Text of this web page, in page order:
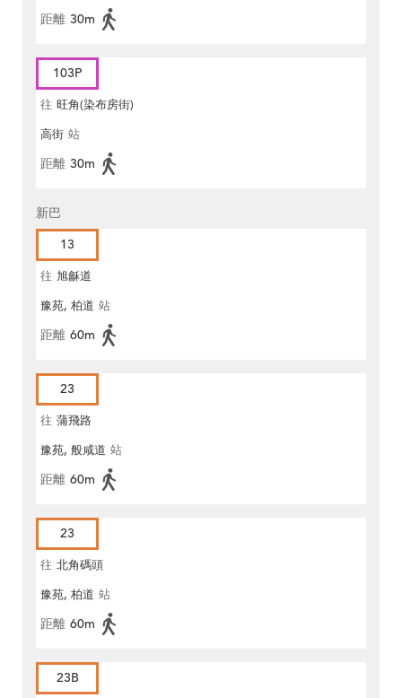
距離 30m
103P
往 旺角(染布房街)
高街 站
距離 30m
新巴
13
往 旭龢道
豫苑, 柏道 站
距離 60m
23
往 蒲飛路
豫苑, 般咸道 站
距離 60m
23
往 北角碼頭
豫苑, 柏道 站
距離 60m
23B